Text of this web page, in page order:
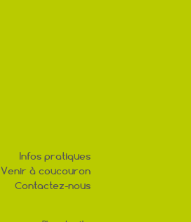
Infos pratiques
Venir à coucouron
Contactez-nous